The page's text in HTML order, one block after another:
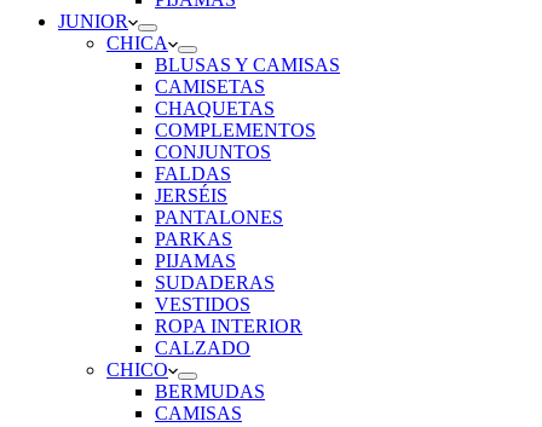
JUNIOR
CHICA
BLUSAS Y CAMISAS
CAMISETAS
CHAQUETAS
COMPLEMENTOS
CONJUNTOS
FALDAS
JERSÉIS
PANTALONES
PARKAS
PIJAMAS
SUDADERAS
VESTIDOS
ROPA INTERIOR
CALZADO
CHICO
BERMUDAS
CAMISAS